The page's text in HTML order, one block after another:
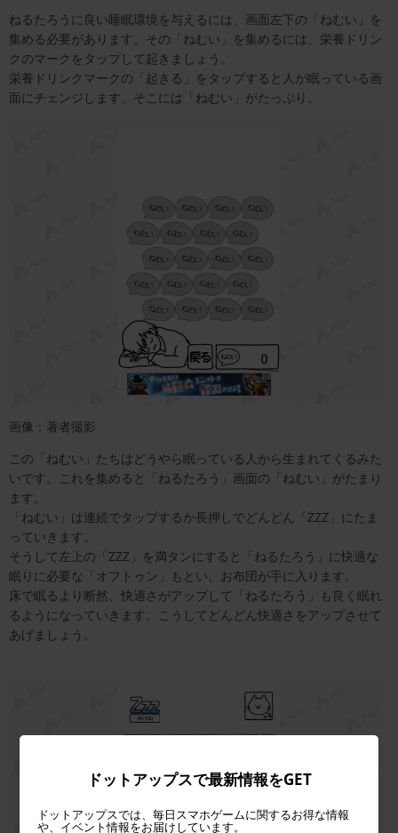
ねるたろうに良い睡眠環境を与えるには、画面左下の「ねむい」を
集める必要があります。その「ねむい」を集めるには、栄養ドリン
クのマークをタップして起きましょう。
栄養ドリンクマークの「起きる」をタップすると人が眠っている画
面にチェンジします。そこには「ねむい」がたっぷり。
画像：著者撮影
この「ねむい」たちはどうやら眠っている人から生まれてくるみた
いです。これを集めると「ねるたろう」画面の「ねむい」がたまり
ます。
「ねむい」は連続でタップするか長押しでどんどん「ZZZ」にたま
っていきます。
そうして左上の「ZZZ」を満タンにすると「ねるたろう」に快適な
眠りに必要な「オフトゥン」もとい、お布団が手に入ります。
床で眠るより断然、快適さがアップして「ねるたろう」も良く眠れ
るようになっていきます。こうしてどんどん快適さをアップさせて
あげましょう。
ドットアップスで最新情報をGET
ドットアップスでは、毎日スマホゲームに関するお得な情報
や、イベント情報をお届けしています。